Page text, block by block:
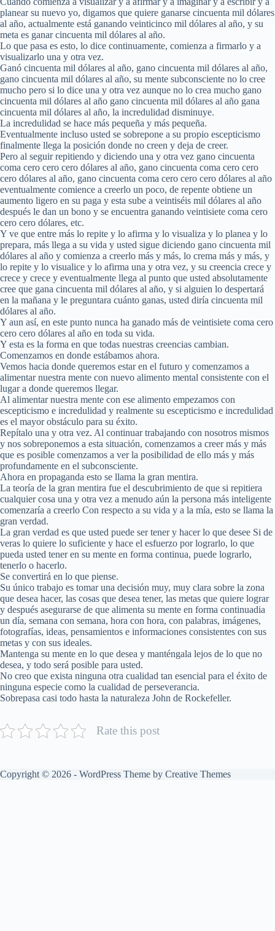
planear su nuevo yo, digamos que quiere ganarse cincuenta mil dólares
al año, actualmente está ganando veinticinco mil dólares al año, y su
meta es ganar cincuenta mil dólares al año.
Lo que pasa es esto, lo dice continuamente, comienza a firmarlo y a
visualizarlo una y otra vez.
Ganó cincuenta mil dólares al año, gano cincuenta mil dólares al año,
gano cincuenta mil dólares al año, su mente subconsciente no lo cree
mucho pero si lo dice una y otra vez aunque no lo crea mucho gano
cincuenta mil dólares al año gano cincuenta mil dólares al año gana
cincuenta mil dólares al año, la incredulidad disminuye.
La incredulidad se hace más pequeña y más pequeña.
Eventualmente incluso usted se sobrepone a su propio escepticismo
finalmente llega la posición donde no creen y deja de creer.
Pero al seguir repitiendo y diciendo una y otra vez gano cincuenta
coma cero cero cero dólares al año, gano cincuenta coma cero cero
cero dólares al año, gano cincuenta coma cero cero cero dólares al año
eventualmente comience a creerlo un poco, de repente obtiene un
aumento ligero en su paga y esta sube a veintiséis mil dólares al año
después le dan un bono y se encuentra ganando veintisiete coma cero
cero cero dólares, etc.
Y ve que entre más lo repite y lo afirma y lo visualiza y lo planea y lo
prepara, más llega a su vida y usted sigue diciendo gano cincuenta mil
dólares al año y comienza a creerlo más y más, lo crema más y más, y
lo repite y lo visualice y lo afirma una y otra vez, y su creencia crece y
crece y crece y eventualmente llega al punto que usted absolutamente
cree que gana cincuenta mil dólares al año, y si alguien lo despertará
en la mañana y le preguntara cuánto ganas, usted diría cincuenta mil
dólares al año.
Y aun así, en este punto nunca ha ganado más de veintisiete coma cero
cero cero dólares al año en toda su vida.
Y esta es la forma en que todas nuestras creencias cambian.
Comenzamos en donde estábamos ahora.
Vemos hacia donde queremos estar en el futuro y comenzamos a
alimentar nuestra mente con nuevo alimento mental consistente con el
lugar a donde queremos llegar.
Al alimentar nuestra mente con ese alimento empezamos con
escepticismo e incredulidad y realmente su escepticismo e incredulidad
es el mayor obstáculo para su éxito.
Repítalo una y otra vez. Al continuar trabajando con nosotros mismos
y nos sobreponemos a esta situación, comenzamos a creer más y más
que es posible comenzamos a ver la posibilidad de ello más y más
profundamente en el subconsciente.
Ahora en propaganda esto se llama la gran mentira.
La teoría de la gran mentira fue el descubrimiento de que si repitiera
cualquier cosa una y otra vez a menudo aún la persona más inteligente
comenzaría a creerlo Con respecto a su vida y a la mía, esto se llama la
gran verdad.
La gran verdad es que usted puede ser tener y hacer lo que desee Si de
veras lo quiere lo suficiente y hace el esfuerzo por lograrlo, lo que
pueda usted tener en su mente en forma continua, puede lograrlo,
tenerlo o hacerlo.
Se convertirá en lo que piense.
Su único trabajo es tomar una decisión muy, muy clara sobre la zona
que desea hacer, las cosas que desea tener, las metas que quiere lograr
y después asegurarse de que alimenta su mente en forma continuadia
un día, semana con semana, hora con hora, con palabras, imágenes,
fotografías, ideas, pensamientos e informaciones consistentes con sus
metas y con sus ideales.
Mantenga su mente en lo que desea y manténgala lejos de lo que no
desea, y todo será posible para usted.
No creo que exista ninguna otra cualidad tan esencial para el éxito de
ninguna especie como la cualidad de perseverancia.
Sobrepasa casi todo hasta la naturaleza John de Rockefeller.
Rate this post
Copyright © 2026 - WordPress Theme by Creative Themes